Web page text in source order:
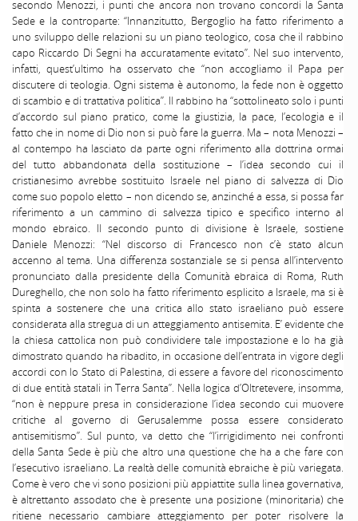
secondo Menozzi, i punti che ancora non trovano concordi la Santa
Sede e la controparte: “Innanzitutto, Bergoglio ha fatto riferimento a
uno sviluppo delle relazioni su un piano teologico, cosa che il rabbino
capo Riccardo Di Segni ha accuratamente evitato”. Nel suo intervento,
infatti, quest’ultimo ha osservato che “non accogliamo il Papa per
discutere di teologia. Ogni sistema è autonomo, la fede non è oggetto
di scambio e di trattativa politica”. Il rabbino ha “sottolineato solo i punti
d’accordo sul piano pratico, come la giustizia, la pace, l’ecologia e il
fatto che in nome di Dio non si può fare la guerra. Ma – nota Menozzi –
al contempo ha lasciato da parte ogni riferimento alla dottrina ormai
del tutto abbandonata della sostituzione – l’idea secondo cui il
cristianesimo avrebbe sostituito Israele nel piano di salvezza di Dio
come suo popolo eletto – non dicendo se, anzinché a essa, si possa far
riferimento a un cammino di salvezza tipico e specifico interno al
mondo ebraico. Il secondo punto di divisione è Israele, sostiene
Daniele Menozzi: “Nel discorso di Francesco non c’è stato alcun
accenno al tema. Una differenza sostanziale se si pensa all’intervento
pronunciato dalla presidente della Comunità ebraica di Roma, Ruth
Dureghello, che non solo ha fatto riferimento esplicito a Israele, ma si è
spinta a sostenere che una critica allo stato israeliano può essere
considerata alla stregua di un atteggiamento antisemita. E’ evidente che
la chiesa cattolica non può condividere tale impostazione e lo ha già
dimostrato quando ha ribadito, in occasione dell’entrata in vigore degli
accordi con lo Stato di Palestina, di essere a favore del riconoscimento
di due entità statali in Terra Santa”. Nella logica d’Oltretevere, insomma,
“non è neppure presa in considerazione l’idea secondo cui muovere
critiche al governo di Gerusalemme possa essere considerato
antisemitismo”. Sul punto, va detto che “l’irrigidimento nei confronti
della Santa Sede è più che altro una questione che ha a che fare con
l’esecutivo israeliano. La realtà delle comunità ebraiche è più variegata.
Come è vero che vi sono posizioni più appiattite sulla linea governativa,
è altrettanto assodato che è presente una posizione (minoritaria) che
ritiene necessario cambiare atteggiamento per poter risolvere la